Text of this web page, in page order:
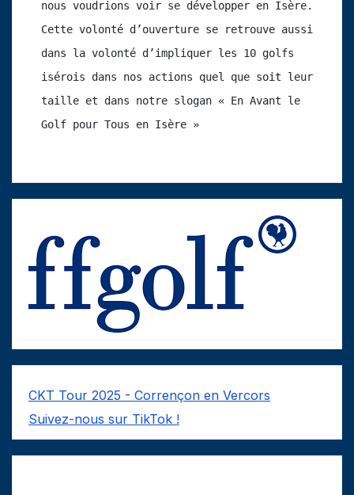
nous voudrions voir se développer en Isère.
Cette volonté d’ouverture se retrouve aussi
dans la volonté d’impliquer les 10 golfs
isérois dans nos actions quel que soit leur
taille et dans notre slogan « En Avant le
Golf pour Tous en Isère »
CKT Tour 2025 - Corrençon en Vercors
Suivez-nous sur TikTok !